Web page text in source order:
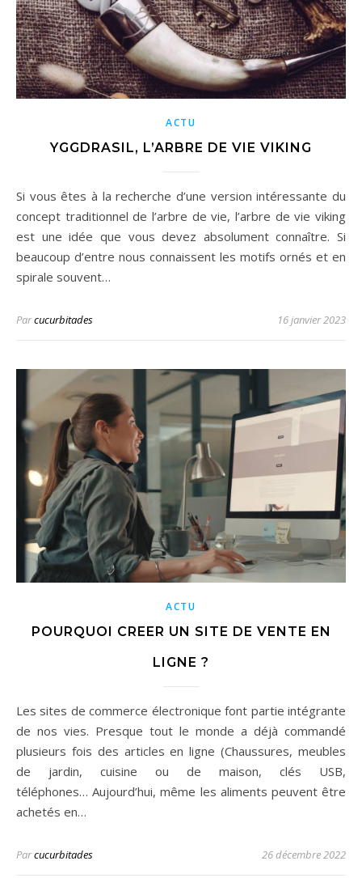
ACTU
YGGDRASIL, L’ARBRE DE VIE VIKING
Si vous êtes à la recherche d’une version intéressante du
concept traditionnel de l’arbre de vie, l’arbre de vie viking
est une idée que vous devez absolument connaître. Si
beaucoup d’entre nous connaissent les motifs ornés et en
spirale souvent…
Parcucurbitades 16 janvier 2023
ACTU
POURQUOI CREER UN SITE DE VENTE EN
LIGNE ?
Les sites de commerce électronique font partie intégrante
de nos vies. Presque tout le monde a déjà commandé
plusieurs fois des articles en ligne (Chaussures, meubles
de jardin, cuisine ou de maison, clés USB,
téléphones… Aujourd’hui, même les aliments peuvent être
achetés en…
Parcucurbitades 26 décembre 2022